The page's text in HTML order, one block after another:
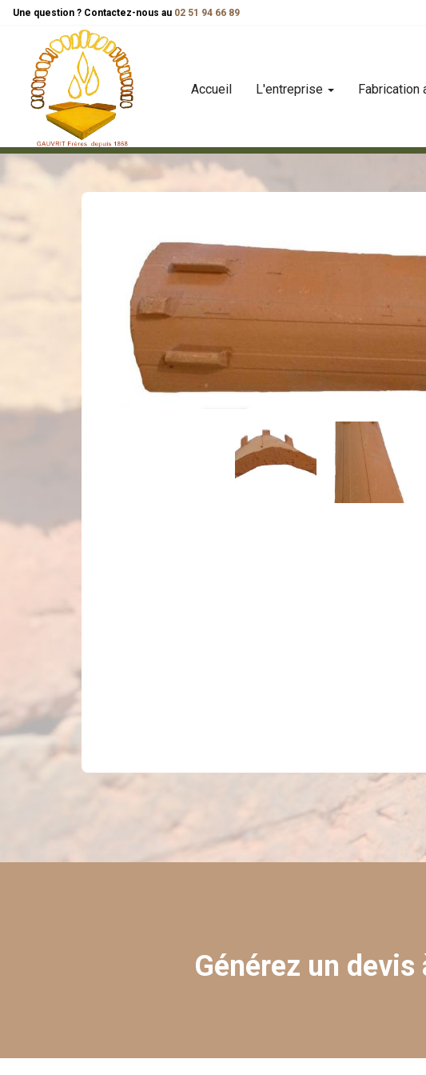
Accueil L'entreprise Fabrication
toiture tuiles tuile courante à tenons rouge-orangé
Une question ? Contactez-nous au 02 51 94 66 89
Générez un
Panneau de gestion des cookies